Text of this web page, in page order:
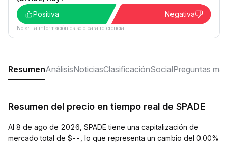
Positiva
Negativa
Nota: La información es solo para referencia.
ResumenAnálisisNoticiasClasificaciónSocialPreguntas
Resumen del precio en tiempo real de SPADE
Al 8 de ago de 2026, SPADE tiene una capitalización de
mercado total de $--, lo que representa un cambio del 0.00%